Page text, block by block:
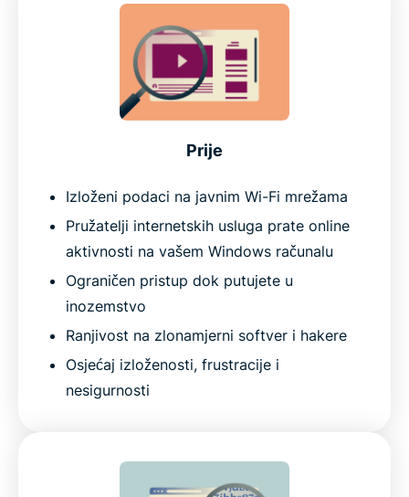
Prije
Izloženi podaci na javnim Wi-Fi mrežama
Pružatelji internetskih usluga prate online
aktivnosti na vašem Windows računalu
Ograničen pristup dok putujete u
inozemstvo
Ranjivost na zlonamjerni softver i hakere
Osjećaj izloženosti, frustracije i
nesigurnosti